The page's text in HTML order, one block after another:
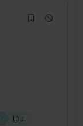
10 J.